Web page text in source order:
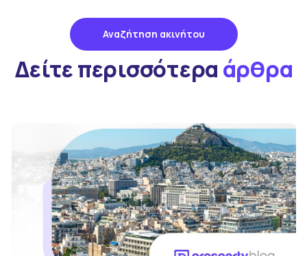
Αναζήτηση ακινήτου
Δείτε περισσότερα άρθρα